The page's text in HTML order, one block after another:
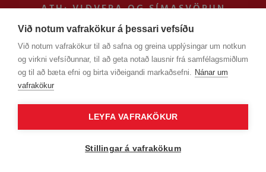
Við notum vafrakökur á þessari vefsíðu
Við notum vafrakökur til að safna og greina upplýsingar um notkun
og virkni vefsíðunnar, til að geta notað lausnir frá samfélagsmiðlum
og til að bæta efni og birta viðeigandi markaðsefni. Nánar um
vafrakökur
LEYFA VAFRAKÖKUR
Stillingar á vafrakökum
ATH: VIÐVERA OG SÍMASVÖRUN
VERÐUR TAKMÖRKUÐ Á
SKRIFSTOFUNNI FRAM YFIR
VERSLUNARMANNHELGI
EN ERINDUM SEM KOMA Í GEGNUM
TÖLVUPÓSTA VERÐUR SVARAÐ